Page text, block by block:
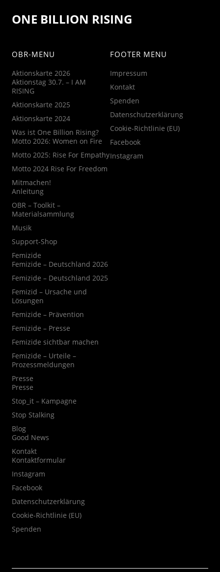
ONE BILLION RISING
OBR-MENU
Aktionskarte 2026
Aktionstag 30.7. – I AM
RISING
Aktionskarte 2025
Aktionskarte 2024
Was ist One Billion Rising?
Motto 2026: Women on Fire
Motto 2025: Rise For Empathy
Motto 2024 Rise For Freedom
Mitmachen!
Anleitung
OBR – Toolkit –
Materialsammlung
Musik
Support-Shop
Femizide
Femizide – Deutschland 2026
Femizide – Deutschland 2025
Femizid – Ursache und
Lösungen
Femizide – Prävention
Femizide – Presse
Femizide sichtbar machen
Femizide – Urteile –
Prozessmeldungen
Presse
Presse
Stop_it – Kampagne
Stop Stalking
Blog
Good News
Kontakt
Kontaktformular
Instagram
Facebook
Datenschutzerklärung
Cookie-Richtlinie (EU)
Spenden
FOOTER MENU
Impressum
Kontakt
Spenden
Datenschutzerklärung
Cookie-Richtlinie (EU)
Facebook
Instagram